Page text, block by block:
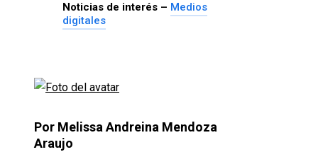
Noticias de interés – Medios
digitales
Por Melissa Andreina Mendoza
Araujo